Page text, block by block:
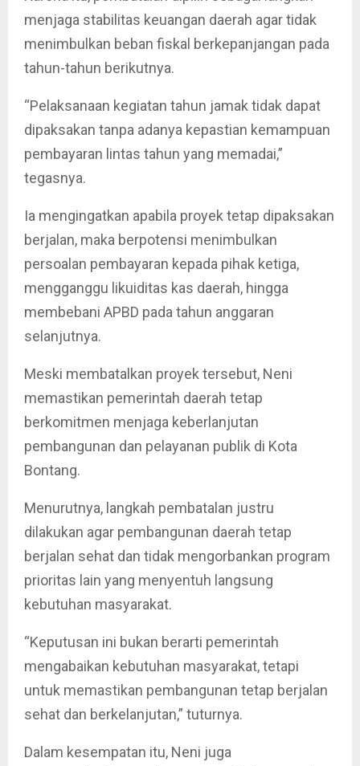
menjaga stabilitas keuangan daerah agar tidak
menimbulkan beban fiskal berkepanjangan pada
tahun-tahun berikutnya.
“Pelaksanaan kegiatan tahun jamak tidak dapat
dipaksakan tanpa adanya kepastian kemampuan
pembayaran lintas tahun yang memadai,”
tegasnya.
Ia mengingatkan apabila proyek tetap dipaksakan
berjalan, maka berpotensi menimbulkan
persoalan pembayaran kepada pihak ketiga,
mengganggu likuiditas kas daerah, hingga
membebani APBD pada tahun anggaran
selanjutnya.
Meski membatalkan proyek tersebut, Neni
memastikan pemerintah daerah tetap
berkomitmen menjaga keberlanjutan
pembangunan dan pelayanan publik di Kota
Bontang.
Menurutnya, langkah pembatalan justru
dilakukan agar pembangunan daerah tetap
berjalan sehat dan tidak mengorbankan program
prioritas lain yang menyentuh langsung
kebutuhan masyarakat.
“Keputusan ini bukan berarti pemerintah
mengabaikan kebutuhan masyarakat, tetapi
untuk memastikan pembangunan tetap berjalan
sehat dan berkelanjutan,” tuturnya.
Dalam kesempatan itu, Neni juga